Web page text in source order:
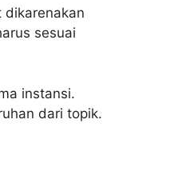
dikarenakan
sesuai
instansi.
dari topik.